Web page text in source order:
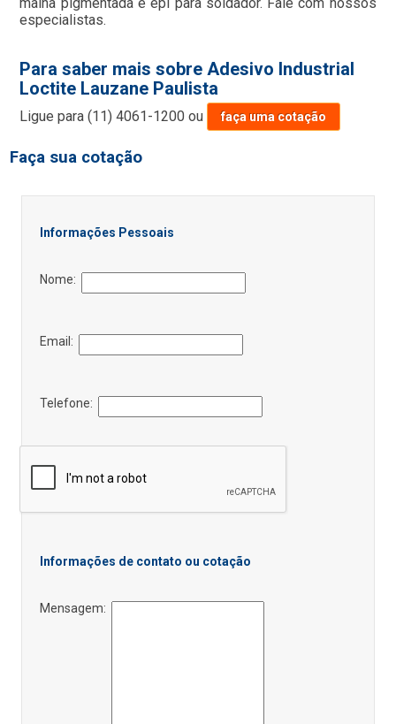
especialistas.
Para saber mais sobre Adesivo Industrial
Loctite Lauzane Paulista
Ligue para(11) 4061-1200 ou faça uma cotação
Faça sua cotação
Informações Pessoais
Nome:
Email:
Telefone:
Informações de contato ou cotação
Mensagem: